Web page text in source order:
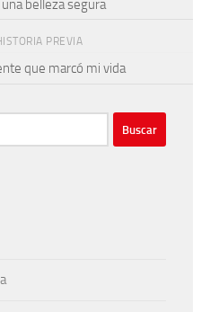
una belleza segura
PREVIA
que marcó mi vida